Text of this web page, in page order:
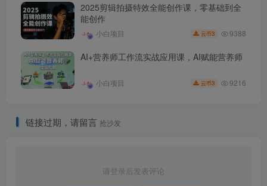
2025剪辑拍摄特效全能创作课，零基础到全
能创作
小白项目 云币3 9388
AI+营养师工作流实战应用课，AI赋能营养师
小白项目 云币3 9216
链接过期，请留言 抢沙发
请登录后发表评论